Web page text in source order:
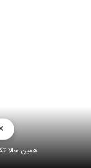
همین حالا